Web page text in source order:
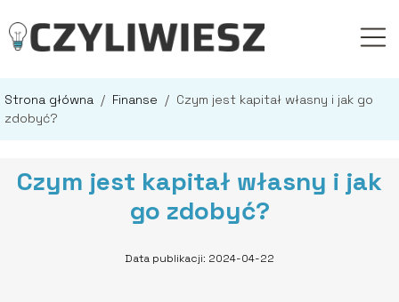
Strona główna / Finanse / Czym jest kapitał własny i jak go
zdobyć?
Czym jest kapitał własny i jak
go zdobyć?
Data publikacji: 2024-04-22